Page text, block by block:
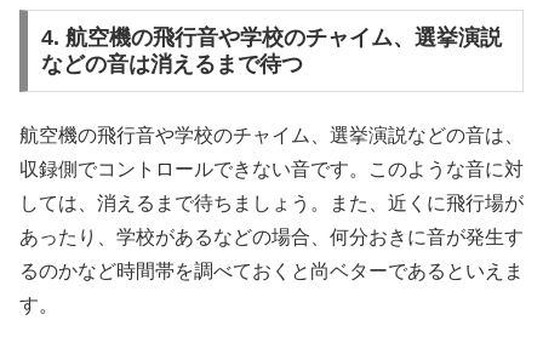
4. 航空機の飛行音や学校のチャイム、選挙演説
などの音は消えるまで待つ
航空機の飛行音や学校のチャイム、選挙演説などの音は、
収録側でコントロールできない音です。このような音に対
しては、消えるまで待ちましょう。また、近くに飛行場が
あったり、学校があるなどの場合、何分おきに音が発生す
るのかなど時間帯を調べておくと尚ベターであるといえま
す。